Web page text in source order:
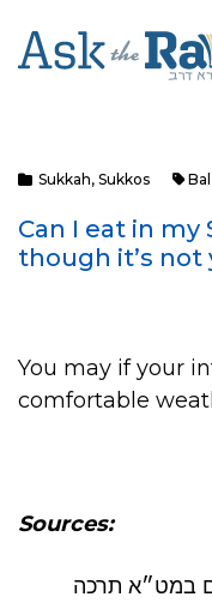
Sukkah, Sukkos
Can I eat in
though it’s not
You may if your
comfortable
Sources:
במט״א תרכה